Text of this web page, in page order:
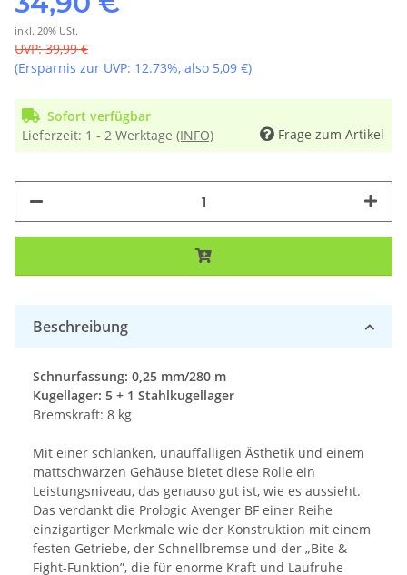
inkl. 20% USt.
UVP:39,99 €
(Ersparnis zur UVP: 12.73%, also 5,09 €)
Sofort verfügbar
Lieferzeit: 1 - 2 Werktage (INFO) Frage zum Artikel
Beschreibung
Schnurfassung: 0,25 mm/280 m
Kugellager: 5 + 1 Stahlkugellager
Bremskraft: 8 kg
Mit einer schlanken, unauffälligen Ästhetik und einem
mattschwarzen Gehäuse bietet diese Rolle ein
Leistungsniveau, das genauso gut ist, wie es aussieht.
Das verdankt die Prologic Avenger BF einer Reihe
einzigartiger Merkmale wie der Konstruktion mit einem
festen Getriebe, der Schnellbremse und der „Bite &
Fight-Funktion”, die für enorme Kraft und Laufruhe